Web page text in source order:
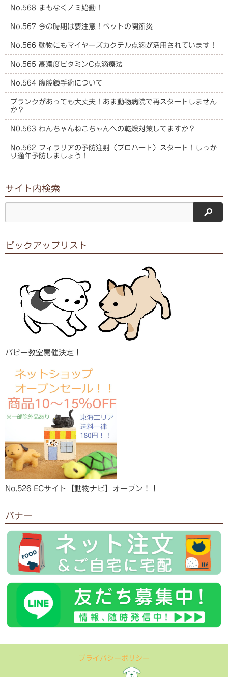
No.568 まもなくノミ始動！
No.567 今の時期は要注意！ペットの関節炎
No.566 動物にもマイヤーズカクテル点滴が活用されています！
No.565 高濃度ビタミンC点滴療法
No.564 腹腔鏡手術について
ブランクがあっても大丈夫！あま動物病院で再スタートしません
か？
N0.563 わんちゃんねこちゃんへの乾燥対策してますか？
No.562 フィラリアの予防注射（プロハート）スタート！しっか
り通年予防しましょう！
サイト内検索
サ
ピックアップリスト
パピー教室開催決定！
No.526 ECサイト【動物ナビ】オープン！！
バナー
プライバシーポリシー